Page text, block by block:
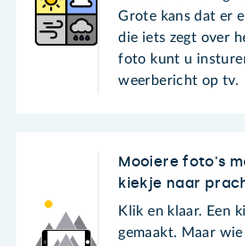
Grote kans dat er
die iets zegt over
foto kunt u
weerbericht op tv.
Mooiere foto's
kiekje naar
Klik en klaar. Een
gemaakt. Maar